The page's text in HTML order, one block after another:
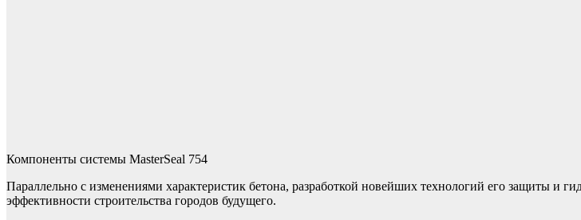
Компоненты системы MasterSeal 754
Параллельно с изменениями характеристик бетона, разработкой новейших технологий его защиты
эффективности строительства городов будущего.